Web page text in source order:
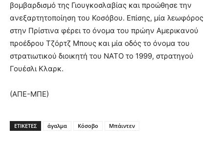
βομβαρδισμό της Γιουγκοσλαβίας και προώθησε την
ανεξαρτητοποίηση του Κοσόβου. Επίσης, μία λεωφόρος
στην Πρίστινα φέρει το όνομα του πρώην Αμερικανού
προέδρου Τζόρτζ Μπους και μία οδός το όνομα του
στρατιωτικού διοικητή του ΝΑΤΟ το 1999, στρατηγού
Γουέσλι Κλαρκ.
(ΑΠΕ-ΜΠΕ)
ΕΤΙΚΕΤΕΣ άγαλμα Κόσοβο Μπάιντεν